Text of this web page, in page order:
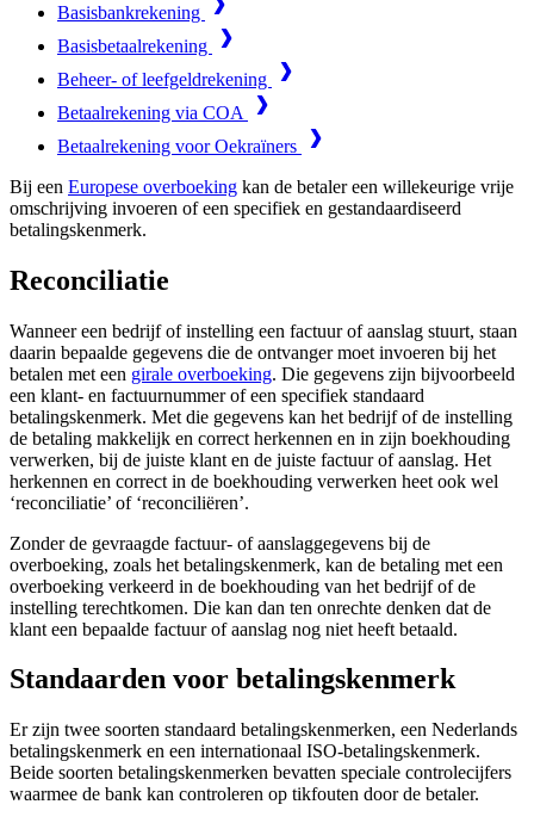
Basisbankrekening
Basisbetaalrekening
Beheer- of leefgeldrekening
Betaalrekening via COA
Betaalrekening voor Oekraïners
Bij een Europese overboeking kan de betaler een willekeurige vrije
omschrijving invoeren of een specifiek en gestandaardiseerd
betalingskenmerk.
Reconciliatie
Wanneer een bedrijf of instelling een factuur of aanslag stuurt, staan
daarin bepaalde gegevens die de ontvanger moet invoeren bij het
betalen met een girale overboeking. Die gegevens zijn bijvoorbeeld
een klant- en factuurnummer of een specifiek standaard
betalingskenmerk. Met die gegevens kan het bedrijf of de instelling
de betaling makkelijk en correct herkennen en in zijn boekhouding
verwerken, bij de juiste klant en de juiste factuur of aanslag. Het
herkennen en correct in de boekhouding verwerken heet ook wel
‘reconciliatie’ of ‘reconciliëren’.
Zonder de gevraagde factuur- of aanslaggegevens bij de
overboeking, zoals het betalingskenmerk, kan de betaling met een
overboeking verkeerd in de boekhouding van het bedrijf of de
instelling terechtkomen. Die kan dan ten onrechte denken dat de
klant een bepaalde factuur of aanslag nog niet heeft betaald.
Standaarden voor betalingskenmerk
Er zijn twee soorten standaard betalingskenmerken, een Nederlands
betalingskenmerk en een internationaal ISO-betalingskenmerk.
Beide soorten betalingskenmerken bevatten speciale controlecijfers
waarmee de bank kan controleren op tikfouten door de betaler.